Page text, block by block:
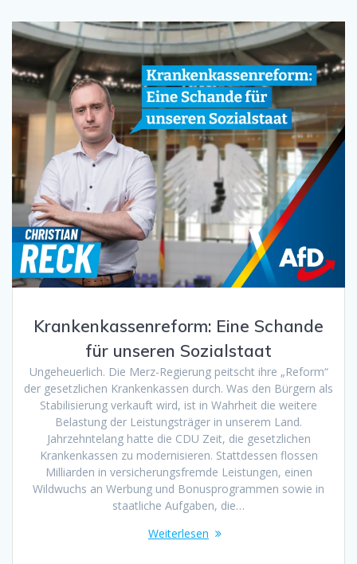
Krankenkassenreform: Eine Schande
für unseren Sozialstaat
Ungeheuerlich. Die Merz-Regierung peitscht ihre „Reform“
der gesetzlichen Krankenkassen durch. Was den Bürgern als
Stabilisierung verkauft wird, ist in Wahrheit die weitere
Belastung der Leistungsträger in unserem Land.
Jahrzehntelang hatte die CDU Zeit, die gesetzlichen
Krankenkassen zu modernisieren. Stattdessen flossen
Milliarden in versicherungsfremde Leistungen, einen
Wildwuchs an Werbung und Bonusprogrammen sowie in
staatliche Aufgaben, die…
Weiterlesen